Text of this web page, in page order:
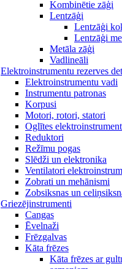
Kombinētie zāģi
Lentzāģi
Lentzāģi
Lentzāģi
Metāla zāģi
Vadlineāli
Elektroinstrumentu rezerves
Elektroinstrumentu vadi
Instrumentu patronas
Korpusi
Motori, rotori, statori
Oglītes
Reduktori
Režīmu pogas
Slēdži un elektronika
Ventilatori
Zobrati un mehānismi
Zobsiksnas un
Griezējinstrumenti
Cangas
Ēvelnaži
Frēzgalvas
Kāta frēzes
Kāta frēzes ar